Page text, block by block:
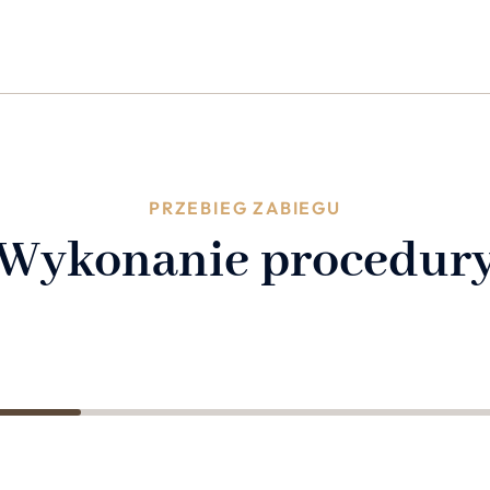
PRZEBIEG ZABIEGU
2 3